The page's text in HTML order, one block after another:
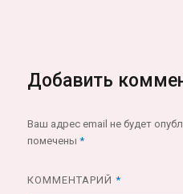
Добавить
Ваш адрес email не будет
помечены*
КОММЕНТАРИЙ*